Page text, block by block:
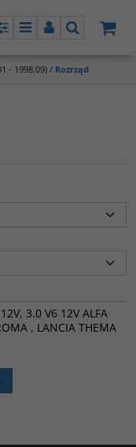
PanelMenuPanelSzukaj
- 1998.09) / Rozrząd
3.0 V6 12V ALFA
, LANCIA THEMA